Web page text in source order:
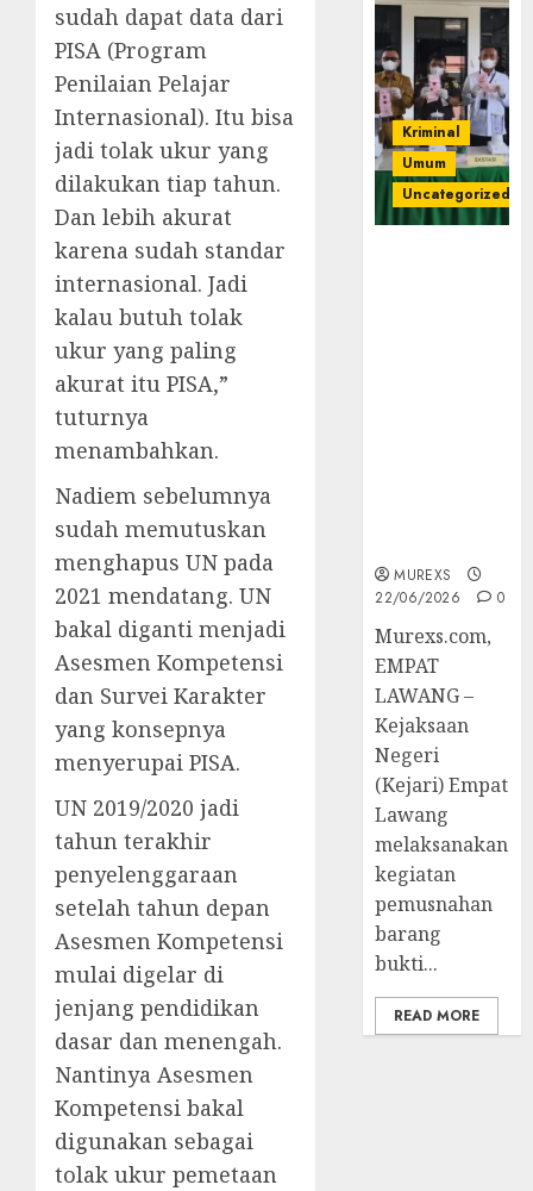
sudah dapat data dari
PISA (Program
Penilaian Pelajar
Internasional). Itu bisa
jadi tolak ukur yang
dilakukan tiap tahun.
Dan lebih akurat
karena sudah standar
internasional. Jadi
kalau butuh tolak
ukur yang paling
akurat itu PISA,”
tuturnya
menambahkan.
Nadiem sebelumnya
sudah memutuskan
menghapus UN pada
2021 mendatang. UN
bakal diganti menjadi
Asesmen Kompetensi
dan Survei Karakter
yang konsepnya
menyerupai PISA.
UN 2019/2020 jadi
tahun terakhir
penyelenggaraan
setelah tahun depan
Asesmen Kompetensi
mulai digelar di
jenjang pendidikan
dasar dan menengah.
Nantinya Asesmen
Kompetensi bakal
digunakan sebagai
tolak ukur pemetaan
Kriminal
Umum
Uncategorized
MUREXS
22/06/2026
0
‎Murexs.com,
EMPAT
LAWANG –
Kejaksaan
Negeri
(Kejari) Empat
Lawang
melaksanakan
kegiatan
pemusnahan
barang
bukti...
READ MORE